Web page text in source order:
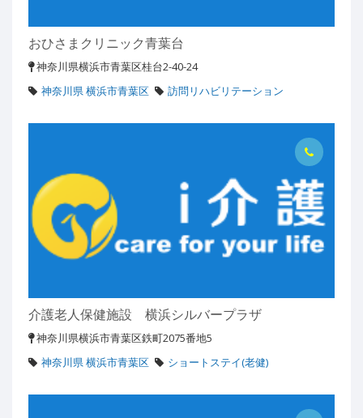
おひさまクリニック青葉台
神奈川県横浜市青葉区桂台2-40-24
神奈川県 横浜市青葉区
訪問リハビリテーション
介護老人保健施設 横浜シルバープラザ
神奈川県横浜市青葉区鉄町2075番地5
神奈川県 横浜市青葉区
ショートステイ(老健)